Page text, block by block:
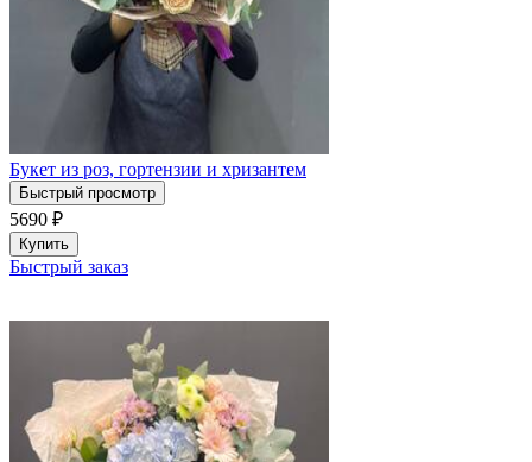
Букет из роз, гортензии и хризантем
Быстрый просмотр
5690 ₽
Купить
Быстрый заказ